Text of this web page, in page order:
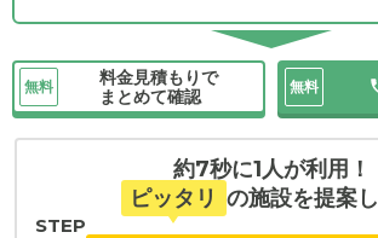
無料
料金見積もりで
まとめて確認
無料
約7秒に1人が利用！
ピッタリ の施設を提案
STEP